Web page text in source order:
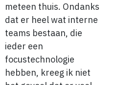
meteen thuis. Ondanks
dat er heel wat interne
teams bestaan, die
ieder een
focustechnologie
hebben, kreeg ik niet